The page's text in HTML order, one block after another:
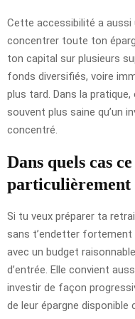
Cette accessibilité a aussi
concentrer toute ton
ton capital sur plusieurs
fonds diversifiés, voire
plus tard. Dans la
souvent plus saine qu’un
concentré.
Dans quels cas
particulièrement
Si tu veux préparer ta
sans t’endetter fortement
avec un budget
d’entrée. Elle convient
investir de façon
de leur épargne disponible